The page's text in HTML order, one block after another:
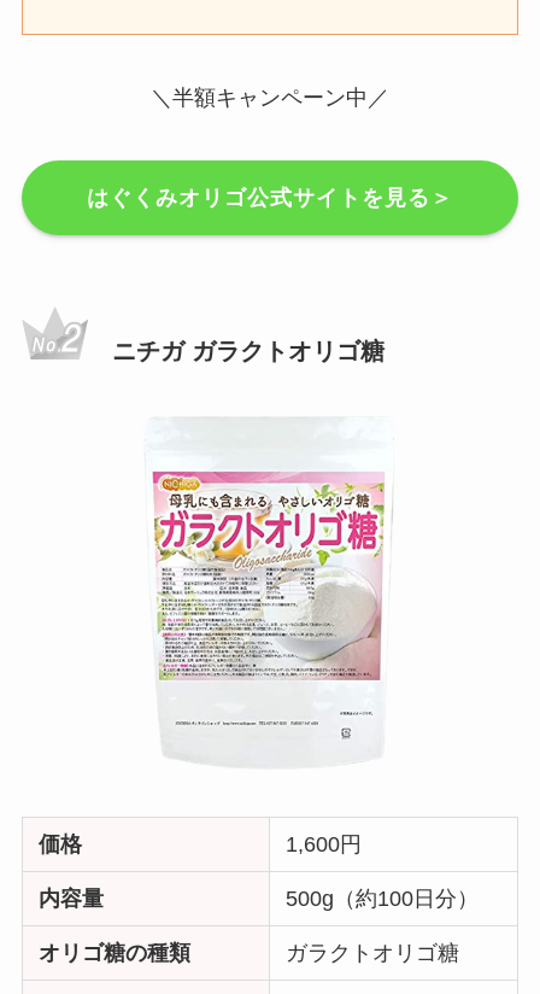
＼半額キャンペーン中／
はぐくみオリゴ公式サイトを見る＞
ニチガ ガラクトオリゴ糖
価格 1,600円
内容量 500g（約100日分）
オリゴ糖の種類 ガラクトオリゴ糖